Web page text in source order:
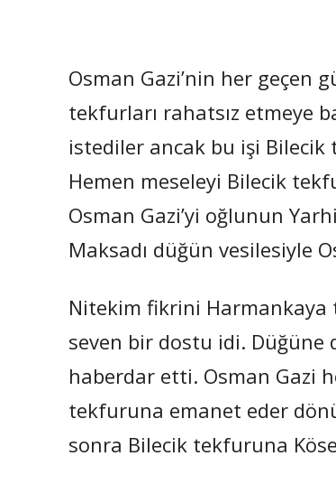
Osman Gazi’nin her geçen
tekfurları rahatsız etmeye
istediler ancak bu işi Bilecik
Hemen meseleyi Bilecik
Osman Gazi’yi oğlunun
Maksadı düğün vesilesiyle
Nitekim fikrini Harmankaya
seven bir dostu idi. Düğüne
haberdar etti. Osman Gazi
tekfuruna emanet eder
sonra Bilecik tekfuruna